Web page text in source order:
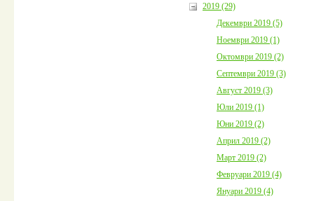
2019 (29)
Декември 2019 (5)
Ноември 2019 (1)
Октомври 2019 (2)
Септември 2019 (3)
Август 2019 (3)
Юли 2019 (1)
Юни 2019 (2)
Април 2019 (2)
Март 2019 (2)
Февруари 2019 (4)
Януари 2019 (4)